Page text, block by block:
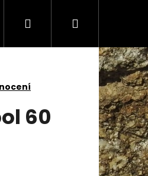
Duté vlákno
PřihlášeníNákupní
košík
60